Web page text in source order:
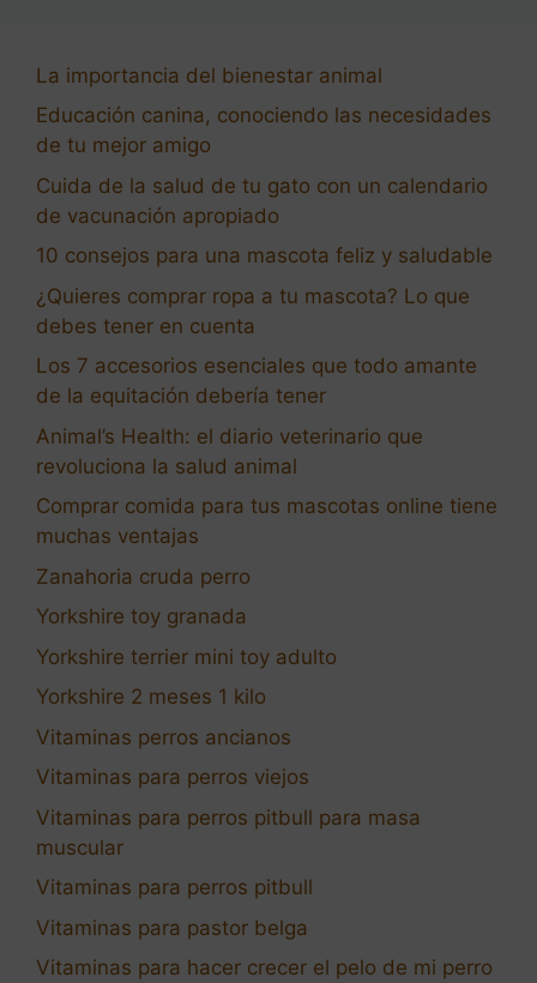
La importancia del bienestar animal
Educación canina, conociendo las necesidades
de tu mejor amigo
Cuida de la salud de tu gato con un calendario
de vacunación apropiado
10 consejos para una mascota feliz y saludable
¿Quieres comprar ropa a tu mascota? Lo que
debes tener en cuenta
Los 7 accesorios esenciales que todo amante
de la equitación debería tener
Animal’s Health: el diario veterinario que
revoluciona la salud animal
Comprar comida para tus mascotas online tiene
muchas ventajas
Zanahoria cruda perro
Yorkshire toy granada
Yorkshire terrier mini toy adulto
Yorkshire 2 meses 1 kilo
Vitaminas perros ancianos
Vitaminas para perros viejos
Vitaminas para perros pitbull para masa
muscular
Vitaminas para perros pitbull
Vitaminas para pastor belga
Vitaminas para hacer crecer el pelo de mi perro